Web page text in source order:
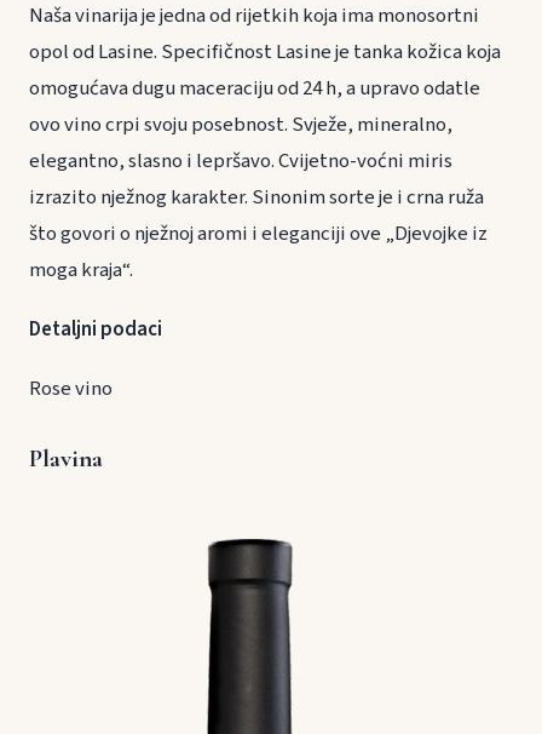
Naša vinarija je jedna od rijetkih koja ima monosortni
opol od Lasine. Specifičnost Lasine je tanka kožica koja
omogućava dugu maceraciju od 24 h, a upravo odatle
ovo vino crpi svoju posebnost. Svježe, mineralno,
elegantno, slasno i lepršavo. Cvijetno-voćni miris
izrazito nježnog karakter. Sinonim sorte je i crna ruža
što govori o nježnoj aromi i eleganciji ove „Djevojke iz
moga kraja“.
Detaljni podaci
Rose vino
Plavina